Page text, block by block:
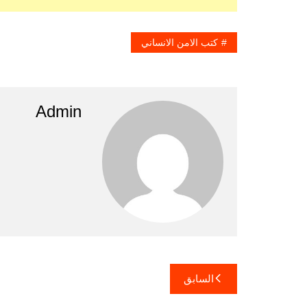
كتب الامن الانساني
Admin
تصفّح
المقالات
السابق